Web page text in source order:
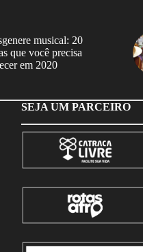
musical: 20
que você precisa
em 2020
SEJA UM PARCEIRO